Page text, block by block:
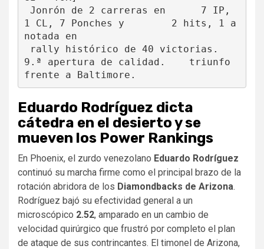
1 CL, 7 Ponches y        2 hits, 1 a
notada en
9.ª apertura de calidad.    triunfo
Eduardo Rodríguez dicta
cátedra en el desierto y se
mueven los Power Rankings
En Phoenix, el zurdo venezolano Eduardo Rodríguez
continuó su marcha firme como el principal brazo de la
rotación abridora de los Diamondbacks de Arizona.
Rodríguez bajó su efectividad general a un
microscópico 2.52, amparado en un cambio de
velocidad quirúrgico que frustró por completo el plan
de ataque de sus contrincantes. El timonel de Arizona,